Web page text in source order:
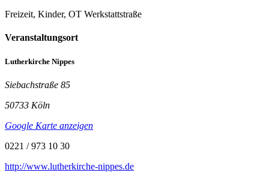
Freizeit, Kinder, OT Werkstattstraße
Veranstaltungsort
Lutherkirche Nippes
Siebachstraße 85
50733 Köln
Google Karte anzeigen
0221 / 973 10 30
http://www.lutherkirche-nippes.de